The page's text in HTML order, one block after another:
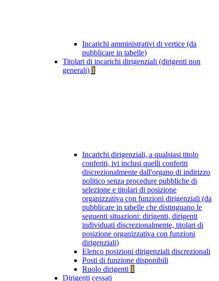
Incarichi amministrativi di vertice (da
pubblicare in tabelle)
Titolari di incarichi dirigenziali (dirigenti non
generali) 1
Incarichi dirigenziali, a qualsiasi titolo
conferiti, ivi inclusi quelli conferiti
discrezionalmente dall'organo di indirizzo
politico senza procedure pubbliche di
selezione e titolari di posizione
organizzativa con funzioni dirigenziali (da
pubblicare in tabelle che distinguano le
seguenti situazioni: dirigenti, dirigenti
individuati discrezionalmente, titolari di
posizione organizzativa con funzioni
dirigenziali)
Elenco posizioni dirigenziali discrezionali
Posti di funzione disponibili
Ruolo dirigenti 1
Dirigenti cessati